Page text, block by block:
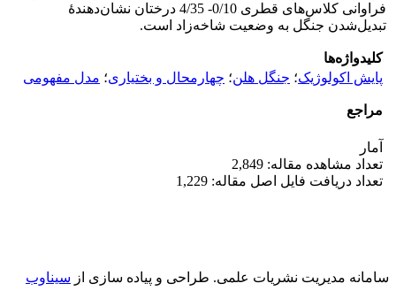
فراوانی کلاس‌‌های قطری 0/10- 4/35 درختان نشان‌‌دهندۀ
تبدیل‌شدن جنگل به وضعیت شاخه‌‌زاد است.
کلیدواژه‌ها
پایش اکولوژیک؛ جنگل هلن؛ چهارمحال و بختیاری؛ مدل مفهومی
مراجع
آمار
تعداد مشاهده مقاله: 2,849
تعداد دریافت فایل اصل مقاله: 1,229
سامانه مدیریت نشریات علمی. طراحی و پیاده سازی از سیناوب